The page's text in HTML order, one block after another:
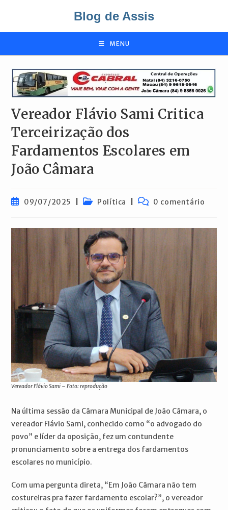
o
Blog de Assis
MENU
Vereador Flávio Sami Critica
Terceirização dos
Fardamentos Escolares em
João Câmara
Post09/07/2025
Categoria
Política
Comentários
0 comentário
Vereador Flávio Sami – Foto: reprodução
Na última sessão da Câmara Municipal de João Câmara, o
vereador Flávio Sami, conhecido como “o advogado do
povo” e líder da oposição, fez um contundente
pronunciamento sobre a entrega dos fardamentos
escolares no município.
Com uma pergunta direta, “Em João Câmara não tem
costureiras pra fazer fardamento escolar?”, o vereador